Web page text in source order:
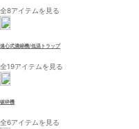
全8アイテムを見る
遠心式濃縮機/低温トラップ
全19アイテムを見る
破砕機
全6アイテムを見る